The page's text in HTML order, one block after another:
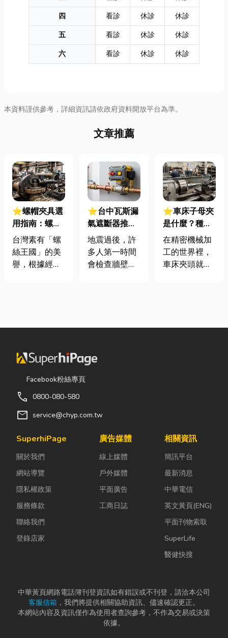
四
看診 休診
休診
五
看診 休診
休診
六
看診 休診 休診
本資料謹供參考，詳細資訊請依政府資料開放平台為準。
文章推薦
⭐螺帽夾具選
用指南：螺母
挾具頻繁耗
損？3大關鍵
提升扣件成型
台灣素有「螺
絲王國」的美
譽，根據經濟
額高達 42.1
螺帽（HS
731816）產
品即占總出口
在面對全球客
戶對扣件精度
日益嚴苛的趨
型機中的關...
⭐台中瓦斯漏
氣遮斷器推薦
廠商在這！地
震氣爆怎麼
防？警報器與
地震過後，許
多人第一時間
會檢查牆壁裂
線。日前日本
發嚴重氣爆，
體微量外洩所
默充斥在空間
一絲靜電或按
下開關的火
花...
⭐車床子母夾
是什麼？種
類、規格挑選
與台灣採購推
薦完整指南
在精密機械加
工的世界裡，
車床夾頭就像
的工件。然
這時，車床子
雙手能快速更
換「專屬工
具」的...
Facebook粉絲專頁
call 0800-080-580
mail service@chyp.com.tw
SuperhiPage
關於我們
網站導覽
隱私權政策
服務條款
聯絡我們
登錄店家
廣告媒體
線上媒體
戶外媒體
平面廣告
工商日誌
相關資訊
簡訊平台
最新消息
中華電信
英文黃頁(ENG)
平面刊物索取
SuperLife
醫健快搜
中華黃頁網路電話簿刊登資訊如有錯誤或不刊登，請洽本公司
客服信箱 ，我們將提供相關協助資訊、儘速確認更正。
本網站內容及資訊僅作為使用者查詢參考，不作為交易或決策
依據。